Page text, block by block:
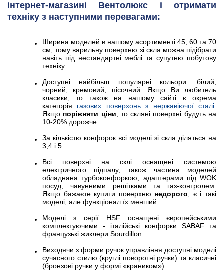
інтернет-магазині Вентолюкс і отримати
техніку з наступними перевагами:
Ширина моделей в нашому асортименті 45, 60 та 70
см, тому варильну поверхню зі скла можна підібрати
навіть під нестандартні меблі та супутню побутову
техніку.
Доступні найбільш популярні кольори: білий,
чорний, кремовий, пісочний. Якщо Ви любитель
класики, то також на нашому сайті є окрема
категорія газових поверхонь з нержавіючої сталі
Якщо порівняти ціни , то скляні поверхні будуть на
10-20% дорожче.
За кількістю конфорок всі моделі зі скла діляться на
3,4 і 5.
Всі поверхні на склі оснащені системою
електричного підпалу, також частина моделей
обладнана турбоконфоркою, адаптерами під WOK
посуд, чавунними решітками та газ-контролем.
Якщо бажаєте купити поверхню недорого , є і такі
моделі, але функціонал їх менший.
Моделі з серії HSF оснащені європейськими
комплектуючими - італійські конфорки SABAF та
французькі жиклери Sourdillon.
Виходячи з форми ручок управління доступні моделі
сучасного стилю (круглі поворотні ручки) та класичні
(бронзові ручки у формі «краником»).